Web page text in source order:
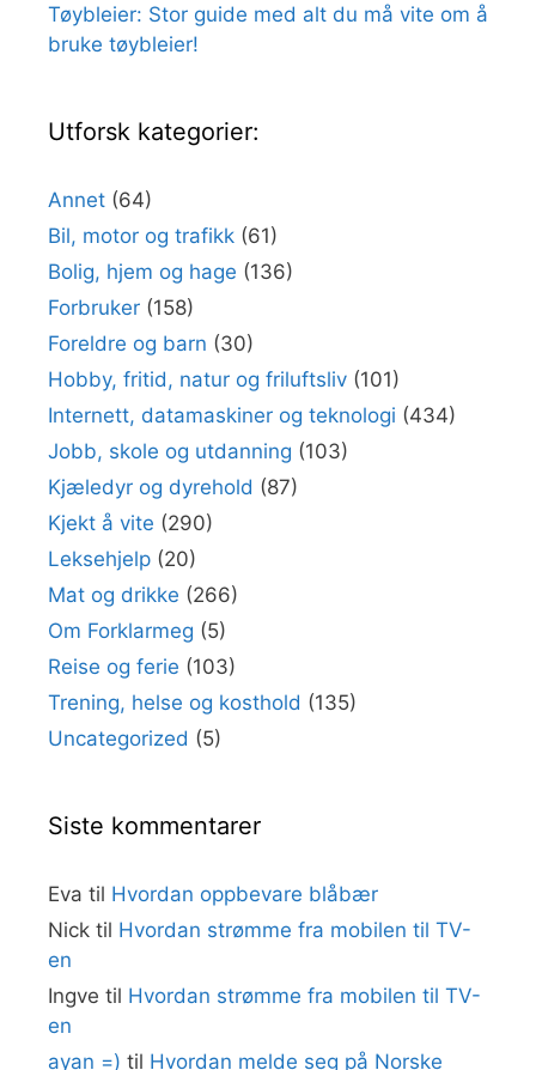
Tøybleier: Stor guide med alt du må vite om å
bruke tøybleier!
Utforsk kategorier:
Annet (64)
Bil, motor og trafikk (61)
Bolig, hjem og hage (136)
Forbruker (158)
Foreldre og barn (30)
Hobby, fritid, natur og friluftsliv (101)
Internett, datamaskiner og teknologi (434)
Jobb, skole og utdanning (103)
Kjæledyr og dyrehold (87)
Kjekt å vite (290)
Leksehjelp (20)
Mat og drikke (266)
Om Forklarmeg (5)
Reise og ferie (103)
Trening, helse og kosthold (135)
Uncategorized (5)
Siste kommentarer
Eva til Hvordan oppbevare blåbær
Nick til Hvordan strømme fra mobilen til TV-
en
Ingve til Hvordan strømme fra mobilen til TV-
en
ayan =) til Hvordan melde seg på Norske